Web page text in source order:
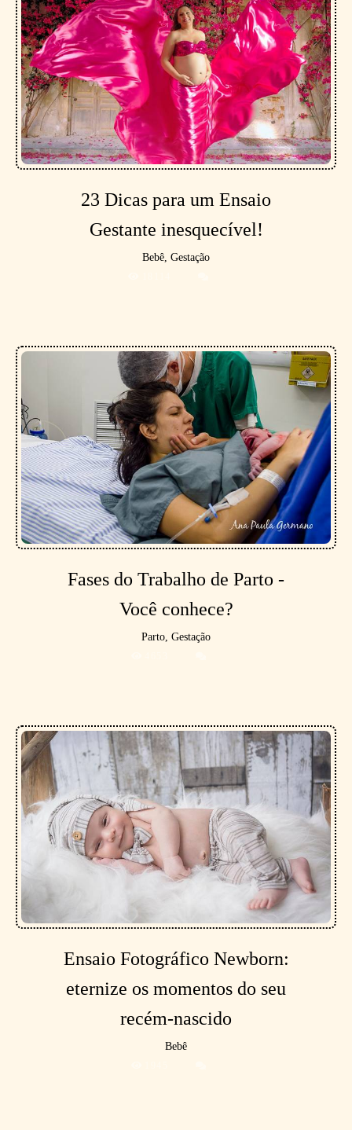
23 Dicas para um Ensaio
Gestante inesquecível!
Bebê, Gestação
Fases do Trabalho de Parto -
Você conhece?
Parto, Gestação
Ensaio Fotográfico Newborn:
eternize os momentos do seu
recém-nascido
Bebê